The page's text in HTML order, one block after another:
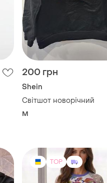
200 грн
Shein
Світшот новорічний
M
TOP